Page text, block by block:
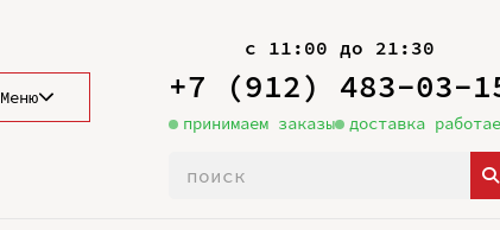
Меню
с 11:00 до 21:30
+7 (912) 483-03-
принимаем заказы доставка